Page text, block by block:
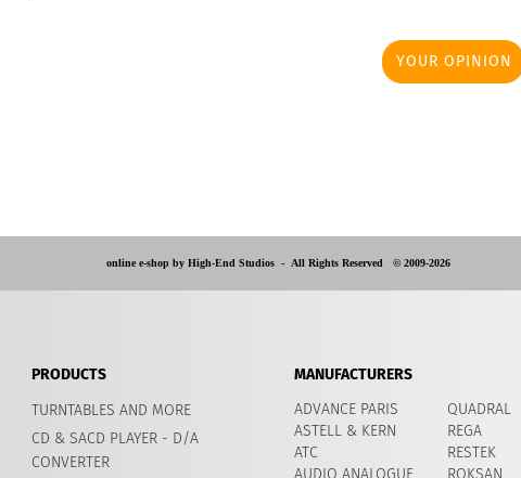
YOUR OPINION
online e-shop by High-End Studios - All Rights Reserved © 2009-2026
PRODUCTS
TURNTABLES AND MORE
CD & SACD PLAYER - D/A
CONVERTER
MANUFACTURERS
ADVANCE PARIS
ASTELL & KERN
ATC
AUDIO ANALOGUE
QUADRAL
REGA
RESTEK
ROKSAN